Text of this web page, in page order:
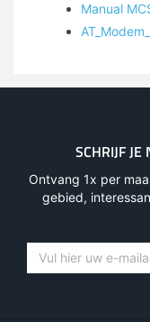
Manual
SCHRIJF
Ontvang 1x per
gebied,